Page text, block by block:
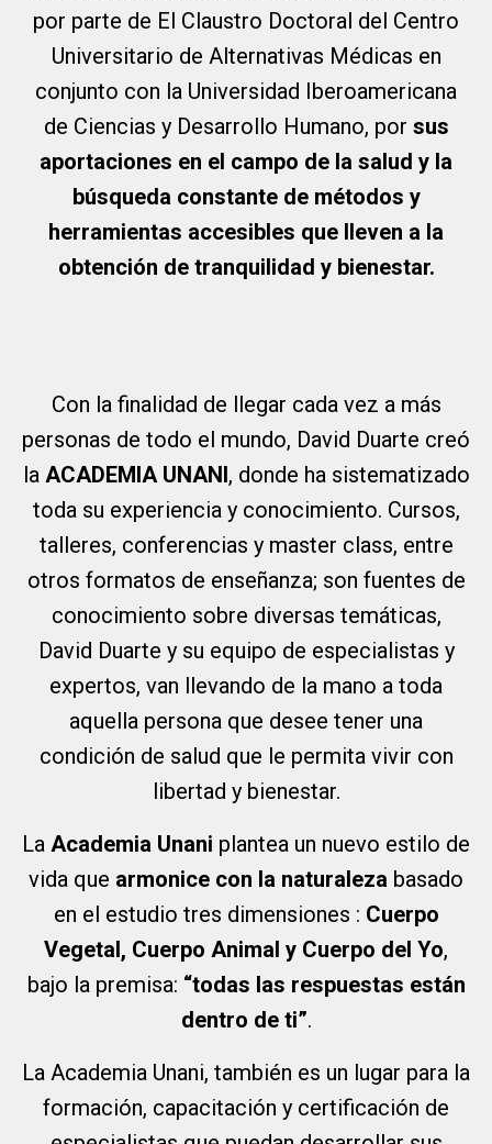
por parte de El Claustro Doctoral del Centro
Universitario de Alternativas Médicas en
conjunto con la Universidad Iberoamericana
de Ciencias y Desarrollo Humano, por sus
aportaciones en el campo de la salud y la
búsqueda constante de métodos y
herramientas accesibles que lleven a la
obtención de tranquilidad y bienestar.
Con la finalidad de llegar cada vez a más
personas de todo el mundo, David Duarte creó
la ACADEMIA UNANI, donde ha sistematizado
toda su experiencia y conocimiento. Cursos,
talleres, conferencias y master class, entre
otros formatos de enseñanza; son fuentes de
conocimiento sobre diversas temáticas,
David Duarte y su equipo de especialistas y
expertos, van llevando de la mano a toda
aquella persona que desee tener una
condición de salud que le permita vivir con
libertad y bienestar.
La Academia Unani plantea un nuevo estilo de
vida que armonice con la naturaleza basado
en el estudio tres dimensiones : Cuerpo
Vegetal, Cuerpo Animal y Cuerpo del Yo,
bajo la premisa: “todas las respuestas están
dentro de ti”.
La Academia Unani, también es un lugar para la
formación, capacitación y certificación de